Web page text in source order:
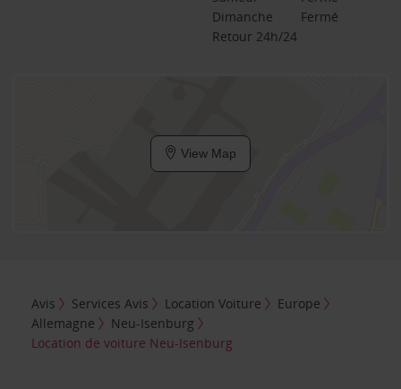
Dimanche
Fermé
Retour 24h/24
View Map
Avis Services Avis Location Voiture
Europe
Allemagne
Neu-Isenburg
Location de voiture Neu-Isenburg